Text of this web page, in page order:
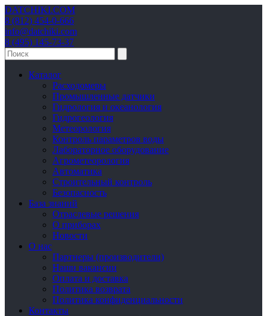
DATCHIKI.COM
8 (812) 454-0-666
info@datchiki.com
8 (495) 145-73-37
Каталог
Расходомеры
Промышленные датчики
Гидрология и океанология
Гидрогеология
Метеорология
Контроль параметров воды
Лабораторное оборудование
Агрометеорология
Автоматика
Строительный контроль
Безопасность
База знаний
Отраслевые решения
О приборах
Новости
О нас
Партнеры (производители)
Наши вакансии
Оплата и доставка
Политика возврата
Политика конфиденциальности
Контакты